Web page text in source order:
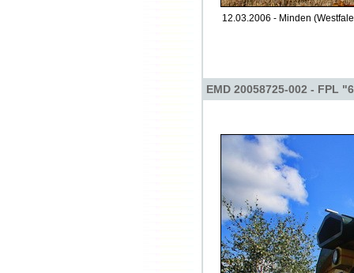
12.03.2006 - Minden
EMD 20058725-002 - FPL